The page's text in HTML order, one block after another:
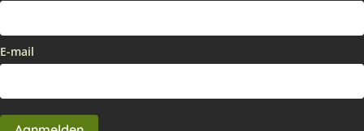
E-mail